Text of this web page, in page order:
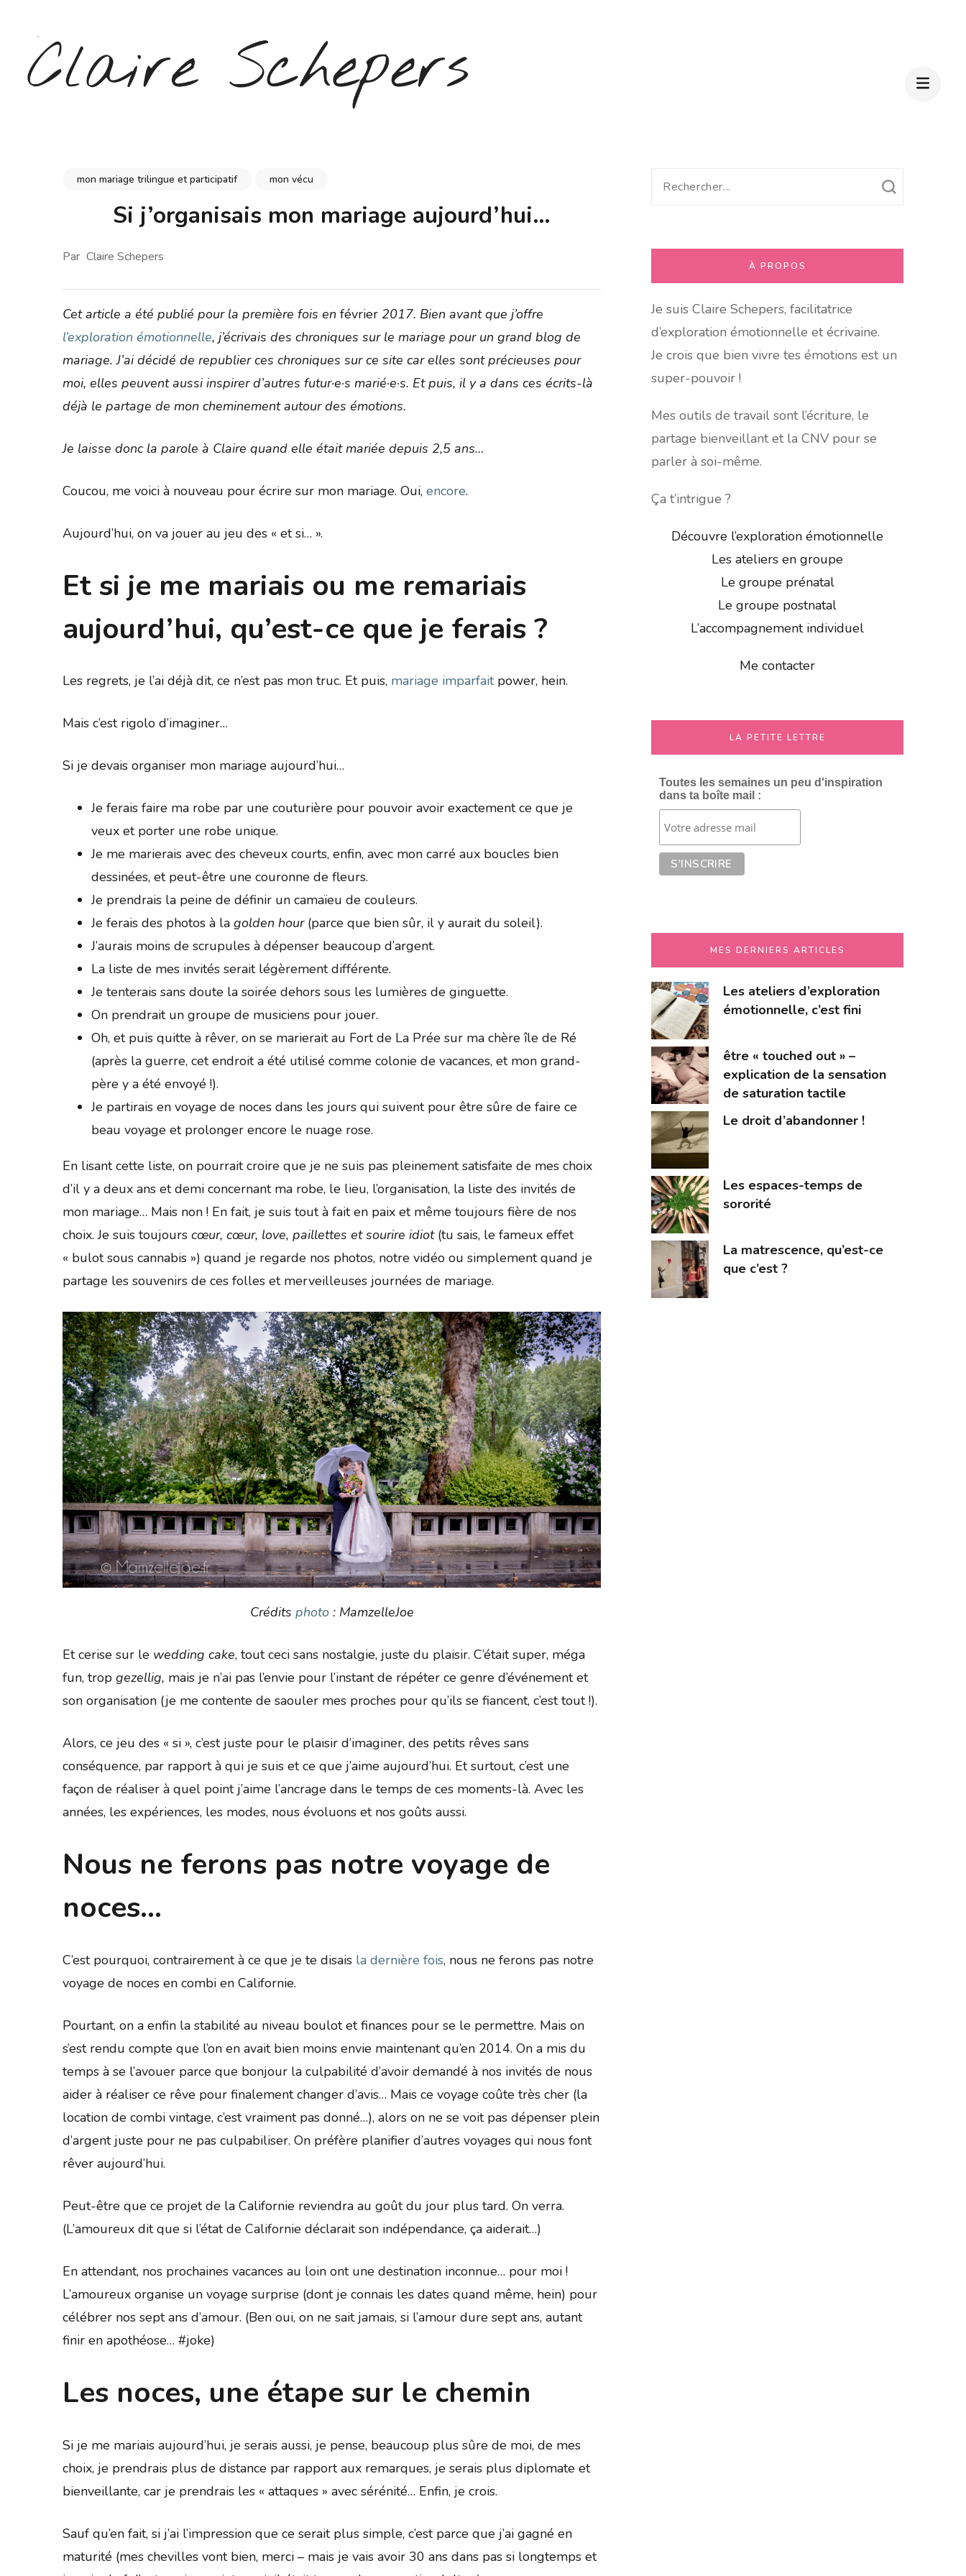
contenu
(Pressez
mon mariage trilingue et participatif mon vécu
Si j’organisais mon mariage aujourd’hui…
Par Claire Schepers
Cet article a été publié pour la première fois en février 2017. Bien avant que j’offre
l’exploration émotionnelle, j’écrivais des chroniques sur le mariage pour un grand blog de
mariage. J’ai décidé de republier ces chroniques sur ce site car elles sont précieuses pour
moi, elles peuvent aussi inspirer d’autres futur·e·s marié·e·s. Et puis, il y a dans ces écrits-là
déjà le partage de mon cheminement autour des émotions.
Je laisse donc la parole à Claire quand elle était mariée depuis 2,5 ans…
Coucou, me voici à nouveau pour écrire sur mon mariage. Oui, encore.
Aujourd’hui, on va jouer au jeu des « et si… ».
Et si je me mariais ou me remariais
aujourd’hui, qu’est-ce que je ferais ?
Les regrets, je l’ai déjà dit, ce n’est pas mon truc. Et puis, mariage imparfaitpower, hein.
Mais c’est rigolo d’imaginer…
Si je devais organiser mon mariage aujourd’hui…
Je ferais faire ma robe par une couturière pour pouvoir avoir exactement ce que je
veux et porter une robe unique.
Je me marierais avec des cheveux courts, enfin, avec mon carré aux boucles bien
dessinées, et peut-être une couronne de fleurs.
Je prendrais la peine de définir un camaïeu de couleurs.
Je ferais des photos à la golden hour(parce que bien sûr, il y aurait du soleil).
J’aurais moins de scrupules à dépenser beaucoup d’argent.
La liste de mes invités serait légèrement différente.
Je tenterais sans doute la soirée dehors sous les lumières de ginguette.
On prendrait un groupe de musiciens pour jouer.
Oh, et puis quitte à rêver, on se marierait au Fort de La Prée sur ma chère île de Ré
(après la guerre, cet endroit a été utilisé comme colonie de vacances, et mon grand-
père y a été envoyé !).
Je partirais en voyage de noces dans les jours qui suivent pour être sûre de faire ce
beau voyage et prolonger encore le nuage rose.
En lisant cette liste, on pourrait croire que je ne suis pas pleinement satisfaite de mes choix
d’il y a deux ans et demi concernant ma robe, le lieu, l’organisation, la liste des invités de
mon mariage… Mais non ! En fait, je suis tout à fait en paix et même toujours fière de nos
choix. Je suis toujours cœur, cœur, love, paillettes et sourire idiot(tu sais, le fameux effet
« bulot sous cannabis ») quand je regarde nos photos, notre vidéo ou simplement quand je
partage les souvenirs de ces folles et merveilleuses journées de mariage.
Crédits photo: MamzelleJoe
Et cerise sur le wedding cake, tout ceci sans nostalgie, juste du plaisir. C’était super, méga
fun, trop gezellig, mais je n’ai pas l’envie pour l’instant de répéter ce genre d’événement et
son organisation (je me contente de saouler mes proches pour qu’ils se fiancent, c’est tout !).
Alors, ce jeu des « si », c’est juste pour le plaisir d’imaginer, des petits rêves sans
conséquence, par rapport à qui je suis et ce que j’aime aujourd’hui. Et surtout, c’est une
façon de réaliser à quel point j’aime l’ancrage dans le temps de ces moments-là. Avec les
années, les expériences, les modes, nous évoluons et nos goûts aussi.
Nous ne ferons pas notre voyage de
noces…
C’est pourquoi, contrairement à ce que je te disais la dernière fois, nous ne ferons pas notre
voyage de noces en combi en Californie.
Pourtant, on a enfin la stabilité au niveau boulot et finances pour se le permettre. Mais on
s’est rendu compte que l’on en avait bien moins envie maintenant qu’en 2014. On a mis du
temps à se l’avouer parce que bonjour la culpabilité d’avoir demandé à nos invités de nous
aider à réaliser ce rêve pour finalement changer d’avis… Mais ce voyage coûte très cher (la
location de combi vintage, c’est vraiment pas donné…), alors on ne se voit pas dépenser plein
d’argent juste pour ne pas culpabiliser. On préfère planifier d’autres voyages qui nous font
rêver aujourd’hui.
Peut-être que ce projet de la Californie reviendra au goût du jour plus tard. On verra.
(L’amoureux dit que si l’état de Californie déclarait son indépendance, ça aiderait…)
En attendant, nos prochaines vacances au loin ont une destination inconnue… pour moi !
L’amoureux organise un voyage surprise (dont je connais les dates quand même, hein) pour
célébrer nos sept ans d’amour. (Ben oui, on ne sait jamais, si l’amour dure sept ans, autant
finir en apothéose… #joke)
Les noces, une étape sur le chemin
Si je me mariais aujourd’hui, je serais aussi, je pense, beaucoup plus sûre de moi, de mes
choix, je prendrais plus de distance par rapport aux remarques, je serais plus diplomate et
bienveillante, car je prendrais les « attaques » avec sérénité… Enfin, je crois.
Sauf qu’en fait, si j’ai l’impression que ce serait plus simple, c’est parce que j’ai gagné en
maturité (mes chevilles vont bien, merci – mais je vais avoir 30 ans dans pas si longtemps et
Recherche
À PROPOS
Je suis Claire Schepers, facilitatrice
d’exploration émotionnelle et écrivaine.
Je crois que bien vivre tes émotions est un
super-pouvoir !
Mes outils de travail sont l’écriture, le
partage bienveillant et la CNV pour se
parler à soi-même.
Ça t’intrigue ?
Découvre l’exploration émotionnelle
Les ateliers en groupe
Le groupe prénatal
Le groupe postnatal
L’accompagnement individuel
Me contacter
LA PETITE LETTRE
Toutes les semaines un peu d'inspiration
dans ta boîte mail :
MES DERNIERS ARTICLES
Les ateliers d’exploration
émotionnelle, c’est fini
être « touched out » –
explication de la sensation
de saturation tactile
Le droit d’abandonner !
Les espaces-temps de
sororité
La matrescence, qu’est-ce
que c’est ?